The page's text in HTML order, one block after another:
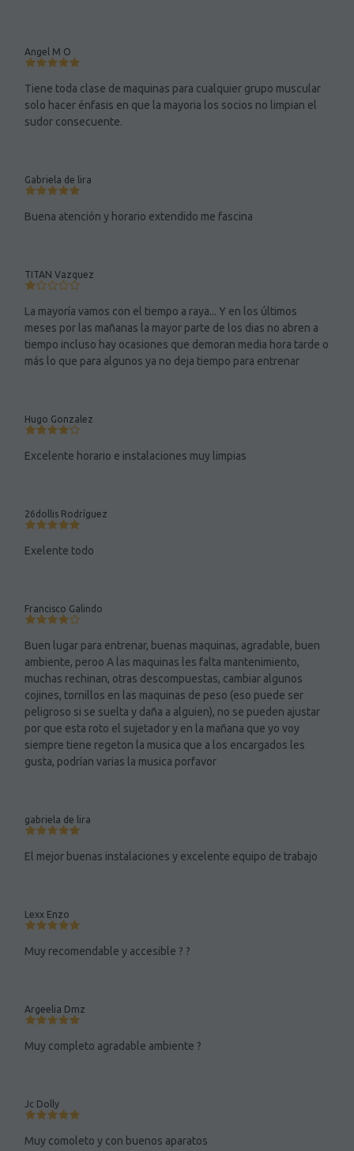
Angel M O
Tiene toda clase de maquinas para cualquier grupo muscular
solo hacer énfasis en que la mayoria los socios no limpian el
sudor consecuente.
Gabriela de lira
Buena atención y horario extendido me fascina
TITAN Vazquez
La mayoría vamos con el tiempo a raya... Y en los últimos
meses por las mañanas la mayor parte de los dias no abren a
tiempo incluso hay ocasiones que demoran media hora tarde o
más lo que para algunos ya no deja tiempo para entrenar
Hugo Gonzalez
Excelente horario e instalaciones muy limpias
26dollis Rodríguez
Exelente todo
Francisco Galindo
Buen lugar para entrenar, buenas maquinas, agradable, buen
ambiente, peroo A las maquinas les falta mantenimiento,
muchas rechinan, otras descompuestas, cambiar algunos
cojines, tornillos en las maquinas de peso (eso puede ser
peligroso si se suelta y daña a alguien), no se pueden ajustar
por que esta roto el sujetador y en la mañana que yo voy
siempre tiene regeton la musica que a los encargados les
gusta, podrían varias la musica porfavor
gabriela de lira
El mejor buenas instalaciones y excelente equipo de trabajo
Lexx Enzo
Muy recomendable y accesible ? ?
Argeelia Dmz
Muy completo agradable ambiente ?
Jc Dolly
Muy comoleto y con buenos aparatos